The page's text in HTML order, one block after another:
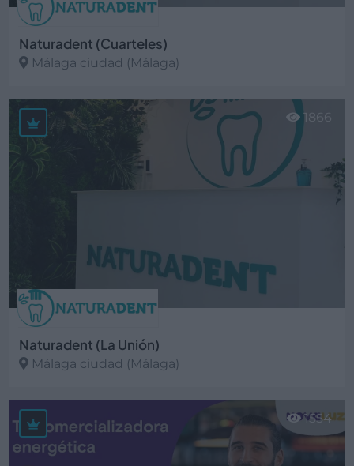
Naturadent (Cuarteles)
Málaga ciudad (Málaga)
Ver más
Naturadent (La Unión)
Málaga ciudad (Málaga)
Ver más
1866
1554